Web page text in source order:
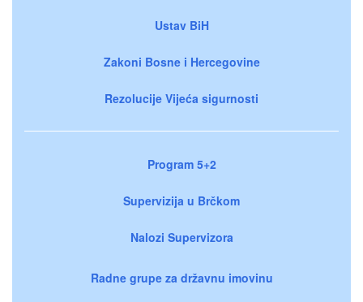
Ustav BiH
Zakoni Bosne i Hercegovine
Rezolucije Vijeća sigurnosti
Program 5+2
Supervizija u Brčkom
Nalozi Supervizora
Radne grupe za državnu imovinu